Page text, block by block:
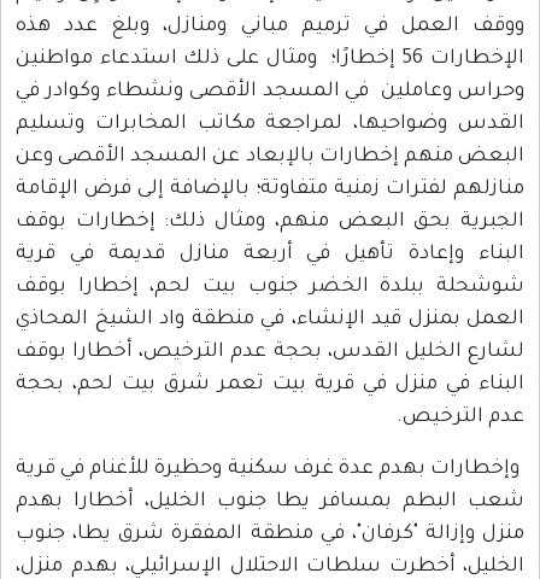
العمل في ترميم مباني ومنازل، وبلغ عدد هذه
الإخطارات 56 إخطارًا؛ ومثال على ذلك استدعاء مواطنين
وعاملين في المسجد الأقصى ونشطاء وكوادر في
وضواحيها، لمراجعة مكاتب المخابرات وتسليم
منهم إخطارات بالإبعاد عن المسجد الأقصى وعن
لفترات زمنية متفاوتة؛ بالإضافة إلى فرض الإقامة
بحق البعض منهم، ومثال ذلك: إخطارات بوقف
وإعادة تأهيل في أربعة منازل قديمة في قرية
ببلدة الخضر جنوب بيت لحم، إخطارا بوقف
بمنزل قيد الإنشاء، في منطقة واد الشيخ المحاذي
الخليل القدس، بحجة عدم الترخيص، أخطارا بوقف
في منزل في قرية بيت تعمر شرق بيت لحم، بحجة
الترخيص.
بهدم عدة غرف سكنية وحظيرة للأغنام في قرية
البطم بمسافر يطا جنوب الخليل، أخطارا بهدم
وإزالة "كرفان"، في منطقة المفقرة شرق يطا، جنوب
أخطرت سلطات الاحتلال الإسرائيلي، بهدم منزل،